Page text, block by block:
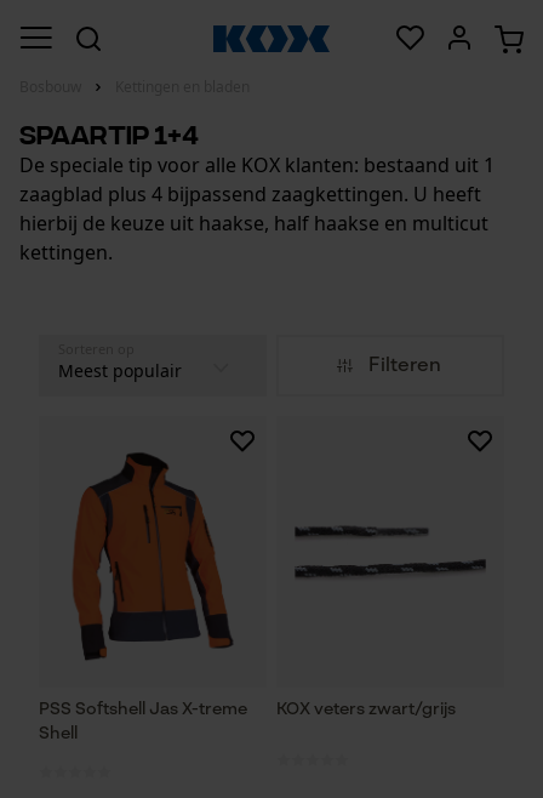
Spaartip 1+4
De speciale tip voor alle KOX klanten: bestaand uit 1
zaagblad plus 4 bijpassend zaagkettingen. U heeft
hierbij de keuze uit haakse, half haakse en multicut
kettingen.
Filteren
PSS Softshell Jas X-treme
Shell
KOX veters zwart/grijs